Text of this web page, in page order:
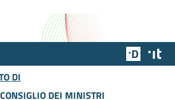
Team
DI
DEI MINISTRI